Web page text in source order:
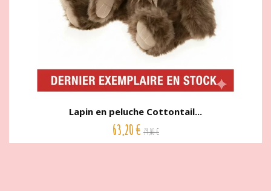
Lapin en peluche Cottontail...
63,20 € 79,00 €